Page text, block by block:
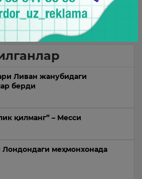
Ливан жанубидаги
берди
қилманг” – Месси
Лондондаги меҳмонхонада